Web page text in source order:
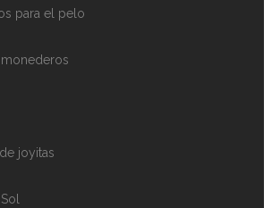
para el pelo
joyitas